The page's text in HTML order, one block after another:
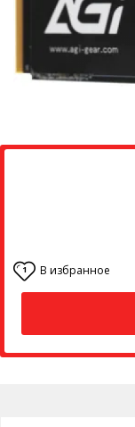
1 В избранное